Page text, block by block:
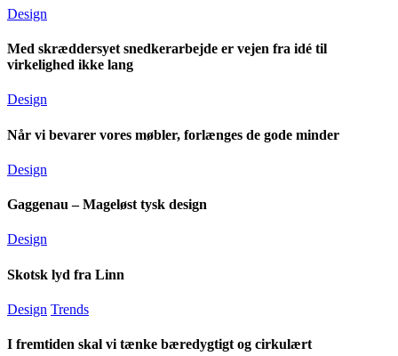
Design
Med skræddersyet snedkerarbejde er vejen fra idé til
virkelighed ikke lang
Design
Når vi bevarer vores møbler, forlænges de gode minder
Design
Gaggenau – Mageløst tysk design
Design
Skotsk lyd fra Linn
Design Trends
I fremtiden skal vi tænke bæredygtigt og cirkulært